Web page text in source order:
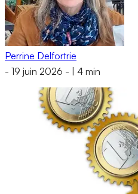
Perrine Delfortrie
- 19 juin 2026 - 4 min